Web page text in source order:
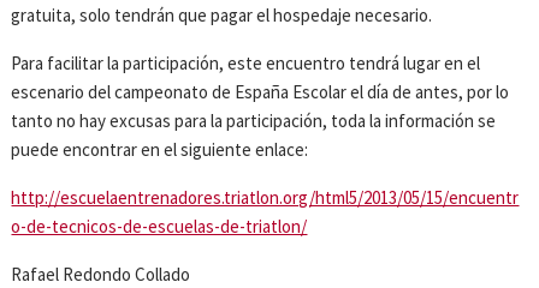
gratuita, solo tendrán que pagar el hospedaje necesario.
Para facilitar la participación, este encuentro tendrá lugar en el
escenario del campeonato de España Escolar el día de antes, por lo
tanto no hay excusas para la participación, toda la información se
puede encontrar en el siguiente enlace:
http://escuelaentrenadores.triatlon.org/html5/2013/05/15/encuentr
o-de-tecnicos-de-escuelas-de-triatlon/
Rafael Redondo Collado